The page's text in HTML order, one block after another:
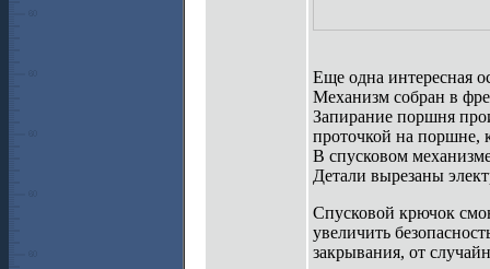
Еще одна интересная
Механизм собран в
Запирание поршня
проточкой на поршне,
В спусковом
Детали вырезаны
Спусковой крючок
увеличить
закрывания, от